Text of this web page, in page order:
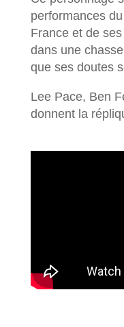
performances
France et de
dans une
que ses doutes
Lee Pace, Ben
donnent la